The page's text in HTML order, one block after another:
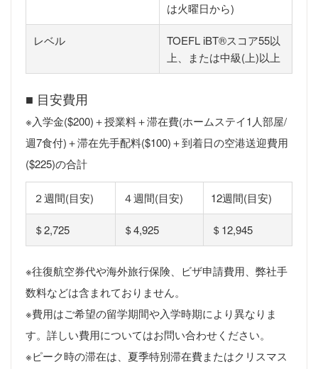
は火曜日から)
レベル
TOEFL iBT®︎スコア55以
上、または中級(上)以上
■ 目安費用
※入学金($200)＋授業料＋滞在費(ホームステイ1人部屋/
週7食付)＋滞在先手配料($100)＋到着日の空港送迎費用
($225)の合計
２週間(目安) ４週間(目安) 12週間(目安)
＄2,725 ＄4,925 ＄12,945
※往復航空券代や海外旅行保険、ビザ申請費用、弊社手
数料などは含まれておりません。
※費用はご希望の留学期間や入学時期により異なりま
す。詳しい費用についてはお問い合わせください。
※ピーク時の滞在は、夏季特別滞在費またはクリスマス